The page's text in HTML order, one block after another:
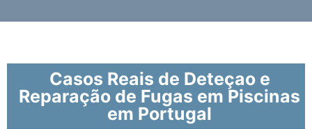
Casos Reais de Deteçao e
Reparação de Fugas em Piscinas
em Portugal